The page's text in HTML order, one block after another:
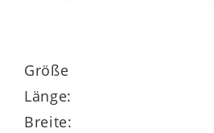
Wendeschlaufen
Bezug
Größe
Länge:
Breite: